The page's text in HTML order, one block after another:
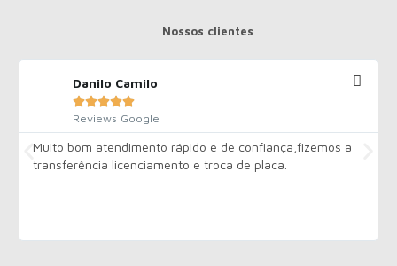
Nossos clientes
Danilo Camilo

Reviews Google
Muito bom atendimento rápido e de confiança,fizemos a
transferência licenciamento e troca de placa.